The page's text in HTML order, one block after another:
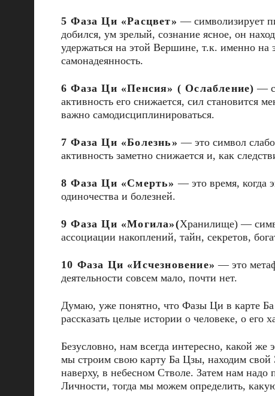
5 Фаза Ци «Расцвет» — символизирует
добился, ум зрелый, сознание ясное, он
удержаться на этой Вершине, т.к. именно
самонадеянность.
6 Фаза Ци «Пенсия» ( Ослабление) — с
активность его снижается, сил становится
важно самодисциплинироваться.
7 Фаза Ци «Болезнь» — это символ
активность заметно снижается и, как
8 Фаза Ци «Смерть» — это время, когда
одиночества и болезней.
9 Фаза Ци «Могила»(Хранилище) —
ассоциации накоплений, тайн, секретов,
10 Фаза Ци «Исчезновение» — это
деятельности совсем мало, почти нет.
Думаю, уже понятно, что Фазы Ци в карте
рассказать целые истории о человеке, о
Безусловно, нам всегда интересно, какой
мы строим свою карту Ба Цзы, находим
наверху, в небесном Стволе. Затем нам
Личности, тогда мы можем определить,